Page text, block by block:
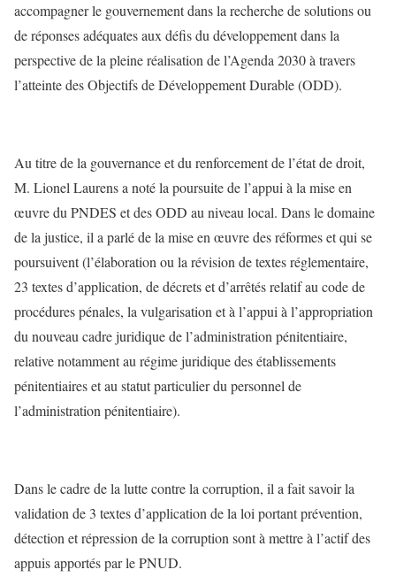
accompagner le gouvernement dans la recherche de solutions ou
de réponses adéquates aux défis du développement dans la
perspective de la pleine réalisation de l’Agenda 2030 à travers
l’atteinte des Objectifs de Développement Durable (ODD).
Au titre de la gouvernance et du renforcement de l’état de droit,
M. Lionel Laurens a noté la poursuite de l’appui à la mise en
œuvre du PNDES et des ODD au niveau local. Dans le domaine
de la justice, il a parlé de la mise en œuvre des réformes et qui se
poursuivent (l’élaboration ou la révision de textes réglementaire,
23 textes d’application, de décrets et d’arrêtés relatif au code de
procédures pénales, la vulgarisation et à l’appui à l’appropriation
du nouveau cadre juridique de l’administration pénitentiaire,
relative notamment au régime juridique des établissements
pénitentiaires et au statut particulier du personnel de
l’administration pénitentiaire).
Dans le cadre de la lutte contre la corruption, il a fait savoir la
validation de 3 textes d’application de la loi portant prévention,
détection et répression de la corruption sont à mettre à l’actif des
appuis apportés par le PNUD.